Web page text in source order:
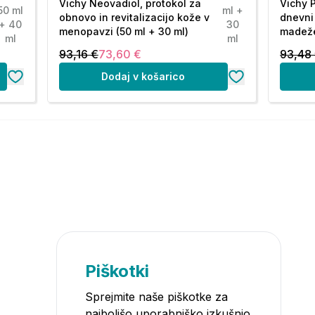
ml
40
ml
Vichy Neovadiol, protokol za
obnovo in revitalizacijo kože v
menopavzi (50 ml + 30 ml)
ml +
30
ml
93,16 €73,60 €
Dodaj v košarico
Vichy
93,48
Piškotki
Sprejmite naše piškotke za